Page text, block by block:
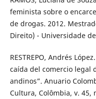
feminista sobre o
de drogas. 2012.
Direito) - Universidade
RESTREPO, Andrés
caída del comercio legal
andinos”. Anuario
Cultura, Colômbia, v. 45,